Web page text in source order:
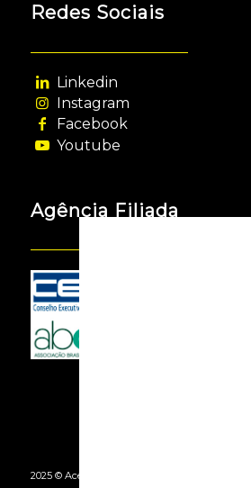
Redes Sociais
Linkedin
Instagram
Facebook
Youtube
Agência Filiada
2025 © Acessooh. Todos os Direitos Reservados -